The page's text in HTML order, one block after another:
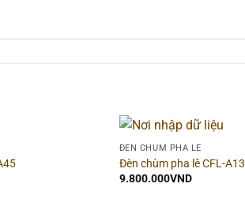
ĐÈN CHÙM PHA LÊ
Đèn chùm pha lê CFL-A13
9.800.000VND